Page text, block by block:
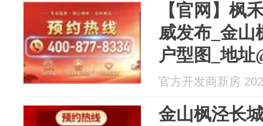
【官网】枫
威发布_金山
户型图_地
子-上海房天
官方开发商新房
金山枫泾长